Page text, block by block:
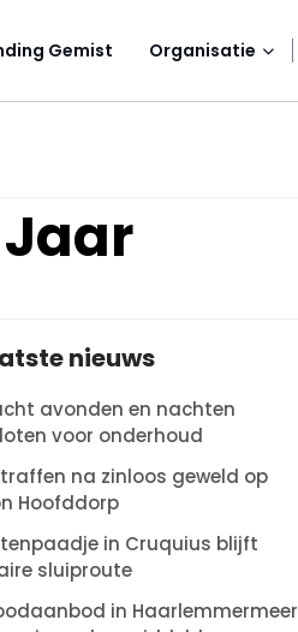
Gemist Organisatie
nieuws
avonden en nachten
voor onderhoud
na zinloos geweld op
Hoofddorp
in Cruquius blijft
sluiproute
in Haarlemmermeer